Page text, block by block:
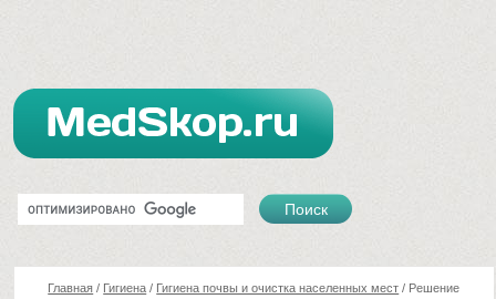
Главная / Гигиена / Гигиена почвы и очистка населенных мест / Решение